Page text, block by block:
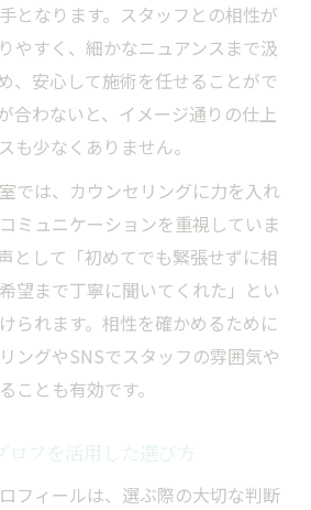
となります。スタッフとの相性が
やすく、細かなニュアンスまで汲
、安心して施術を任せることがで
合わないと、イメージ通りの仕上
も少なくありません。
では、カウンセリングに力を入れ
ミュニケーションを重視していま
として「初めてでも緊張せずに相
望まで丁寧に聞いてくれた」とい
られます。相性を確かめるために
ングやSNSでスタッフの雰囲気や
ことも有効です。
ロフを活用した選び方
フィールは、選ぶ際の大切な判断